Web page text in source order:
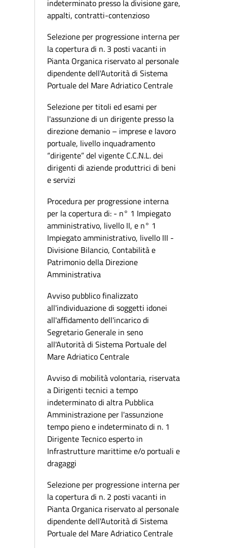
indeterminato presso la divisione gare,
appalti, contratti-contenzioso
Selezione per progressione interna per
la copertura di n. 3 posti vacanti in
Pianta Organica riservato al personale
dipendente dell'Autorità di Sistema
Portuale del Mare Adriatico Centrale
Selezione per titoli ed esami per
l'assunzione di un dirigente presso la
direzione demanio – imprese e lavoro
portuale, livello inquadramento
“dirigente” del vigente C.C.N.L. dei
dirigenti di aziende produttrici di beni
e servizi
Procedura per progressione interna
per la copertura di: - n° 1 Impiegato
amministrativo, livello II, e n° 1
Impiegato amministrativo, livello III -
Divisione Bilancio, Contabilità e
Patrimonio della Direzione
Amministrativa
Avviso pubblico finalizzato
all'individuazione di soggetti idonei
all'affidamento dell'incarico di
Segretario Generale in seno
all'Autorità di Sistema Portuale del
Mare Adriatico Centrale
Avviso di mobilità volontaria, riservata
a Dirigenti tecnici a tempo
indeterminato di altra Pubblica
Amministrazione per l'assunzione
tempo pieno e indeterminato di n. 1
Dirigente Tecnico esperto in
Infrastrutture marittime e/o portuali e
dragaggi
Selezione per progressione interna per
la copertura di n. 2 posti vacanti in
Pianta Organica riservato al personale
dipendente dell'Autorità di Sistema
Portuale del Mare Adriatico Centrale